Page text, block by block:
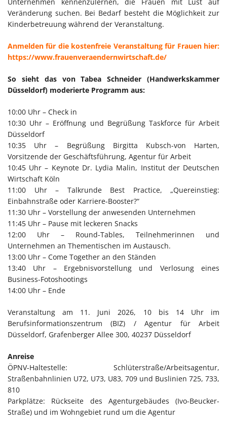
Veränderung suchen. Bei Bedarf besteht die Möglichkeit zur
Kinderbetreuung während der Veranstaltung.
Anmelden für die kostenfreie Veranstaltung für Frauen hier:
https://www.frauenveraendernwirtschaft.de/
So sieht das von Tabea Schneider (Handwerkskammer
Düsseldorf) moderierte Programm aus:
10:00 Uhr – Check in
10:30 Uhr – Eröffnung und Begrüßung Taskforce für Arbeit
Düsseldorf
10:35 Uhr – Begrüßung Birgitta Kubsch-von Harten,
Vorsitzende der Geschäftsführung, Agentur für Arbeit
10:45 Uhr – Keynote Dr. Lydia Malin, Institut der Deutschen
Wirtschaft Köln
11:00 Uhr – Talkrunde Best Practice, „Quereinstieg:
Einbahnstraße oder Karriere-Booster?“
11:30 Uhr – Vorstellung der anwesenden Unternehmen
11:45 Uhr – Pause mit leckeren Snacks
12:00 Uhr – Round-Tables, Teilnehmerinnen und
Unternehmen an Thementischen im Austausch.
13:00 Uhr – Come Together an den Ständen
13:40 Uhr – Ergebnisvorstellung und Verlosung eines
Business-Fotoshootings
14:00 Uhr – Ende
Veranstaltung am 11. Juni 2026, 10 bis 14 Uhr im
Berufsinformationszentrum (BIZ) / Agentur für Arbeit
Düsseldorf, Grafenberger Allee 300, 40237 Düsseldorf
Anreise
ÖPNV-Haltestelle: Schlüterstraße/Arbeitsagentur,
Straßenbahnlinien U72, U73, U83, 709 und Buslinien 725, 733,
810
Parkplätze: Rückseite des Agenturgebäudes (Ivo-Beucker-
Straße) und im Wohngebiet rund um die Agentur